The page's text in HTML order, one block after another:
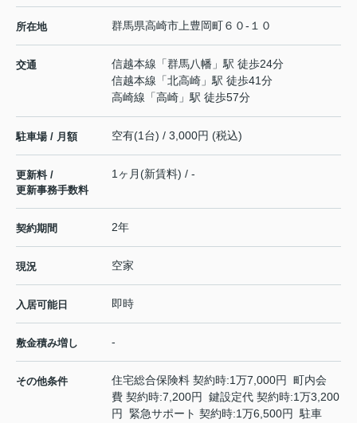
所在地 群馬県高崎市 上豊岡町６０-１０
交通 信越本線 「群馬八幡 」駅 徒歩24分
信越本線 「北高崎 」駅 徒歩41分
高崎線 「高崎 」駅 徒歩57分
駐車場 / 月額 空有(1台) / 3,000円 (税込)
更新料 /
更新事務手数料
1ヶ月(新賃料) / -
契約期間 2年
現況 空家
入居可能日 即時
敷金積み増し -
その他条件
住宅総合保険料 契約時:1万7,000円 町内会
費 契約時:7,200円 鍵設定代 契約時:1万3,200
円 緊急サポート 契約時:1万6,500円 駐車